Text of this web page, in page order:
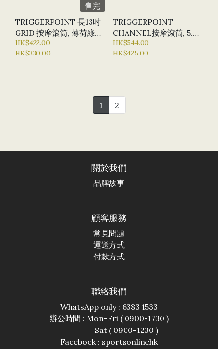
售完
TRIGGERPOINT 長13吋
GRID 按摩滾筒, 薄荷綠
#T22129
HK$422.00
HK$330.00
TRIGGERPOINT
CHANNEL按摩滾筒, 5.9”
X13”, 黑色 #T22127
HK$544.00
HK$425.00
1 2
關於我們
品牌故事
顧客服務
常見問題
運送方式
付款方式
聯絡我們
WhatsApp only : 6383 1533
辦公時間 : Mon-Fri ( 0900-1730 )
Sat ( 0900-1230 )
Facebook : sportsonlinehk